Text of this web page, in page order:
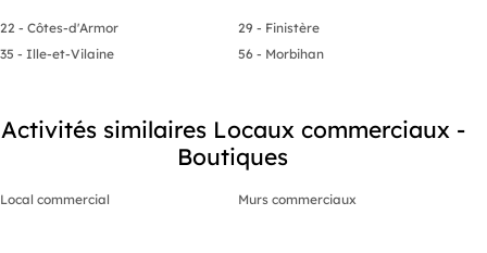
22 - Côtes-d'Armor
29 - Finistère
35 - Ille-et-Vilaine
56 - Morbihan
Activités similaires Locaux commerciaux -
Boutiques
Local commercial Murs commerciaux